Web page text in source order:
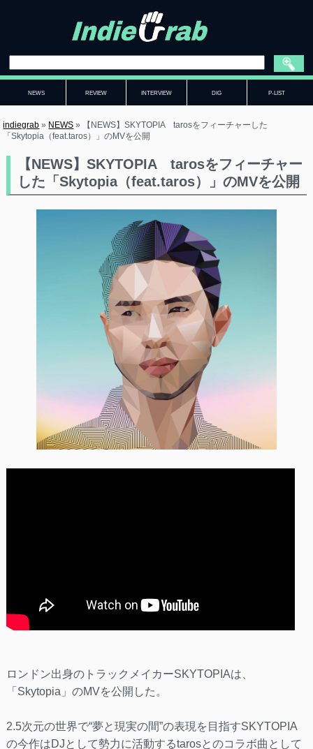
NEWS REVIEW INTERVIEW DIG P-LIST
indiegrab » NEWS »
【NEWS】SKYTOPIA tarosをフィーチャーした
「Skytopia（feat.taros）」のMVを公開
【NEWS】SKYTOPIA tarosをフィーチャー
した「Skytopia（feat.taros）」のMVを公開
ロンドン出身のトラックメイカーSKYTOPIAは、
「Skytopia」のMVを公開した。
2.5次元の世界で“夢と現実の間”の表現を目指すSKYTOPIA
の今作はDJとして勢力に活動するtarosとのコラボ曲として